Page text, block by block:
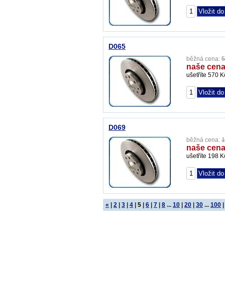
D065
běžná cena:
naše
ušetříte 570
D069
běžná cena:
naše
ušetříte 198
« 2 3 4 5 6 7 8 ... 10 20 30 ... 100